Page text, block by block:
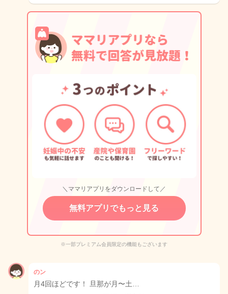
＼ママリアプリをダウンロードして／
無料アプリでもっと見る
※一部プレミアム会員限定の機能もございます
のン
月4回ほどです！ 旦那が月〜土…